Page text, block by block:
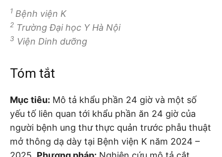
1 Bệnh viện K
2 Trường Đại học Y Hà Nội
3 Viện Dinh dưỡng
Tóm tắt
Mục tiêu: Mô tả khẩu phần 24 giờ và một số
yếu tố liên quan tới khẩu phần ăn 24 giờ của
người bệnh ung thư thực quản trước phẫu thuật
mở thông dạ dày tại Bệnh viện K năm 2024 –